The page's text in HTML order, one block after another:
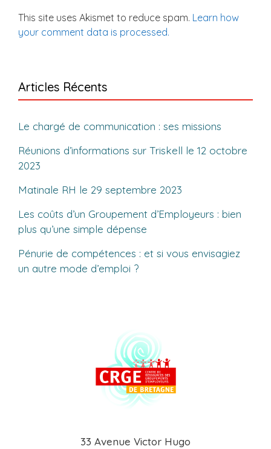
This site uses Akismet to reduce spam. Learn how
your comment data is processed.
Articles Récents
Le chargé de communication : ses missions
Réunions d’informations sur Triskell le 12 octobre
2023
Matinale RH le 29 septembre 2023
Les coûts d’un Groupement d’Employeurs : bien
plus qu’une simple dépense
Pénurie de compétences : et si vous envisagiez
un autre mode d’emploi ?
33 Avenue Victor Hugo